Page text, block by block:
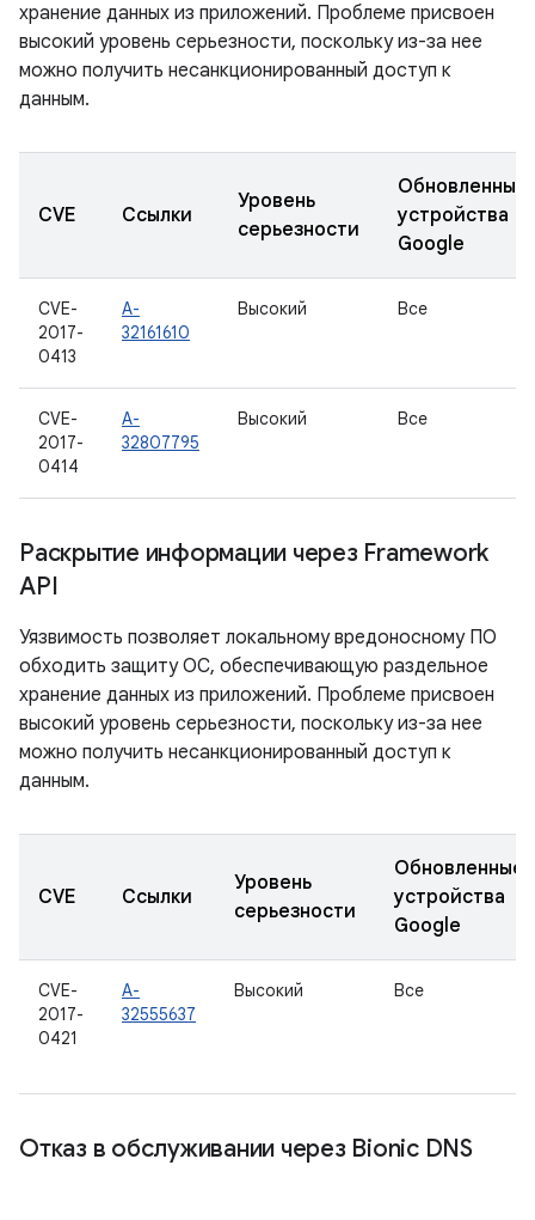
хранение данных из приложений. Проблеме присвоен
высокий уровень серьезности, поскольку из-за нее
можно получить несанкционированный доступ к
данным.
CVE Ссылки
Уровень
серьезности
Обновленные
устройства
Google
CVE-
2017-
0413
A-
32161610
Высокий Все
CVE-
2017-
0414
A-
32807795
Высокий Все
Раскрытие информации через Framework
API
Уязвимость позволяет локальному вредоносному ПО
обходить защиту ОС, обеспечивающую раздельное
хранение данных из приложений. Проблеме присвоен
высокий уровень серьезности, поскольку из-за нее
можно получить несанкционированный доступ к
данным.
CVE Ссылки
Уровень
серьезности
Обновленные
устройства
Google
CVE-
2017-
0421
A-
32555637
Высокий Все
Отказ в обслуживании через Bionic DNS